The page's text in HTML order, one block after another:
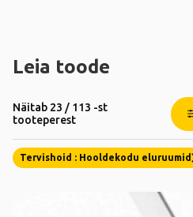
Leia toode
Näitab 23 / 113 -st
tooteperest
Tervishoid : Hooldekodu eluruumid